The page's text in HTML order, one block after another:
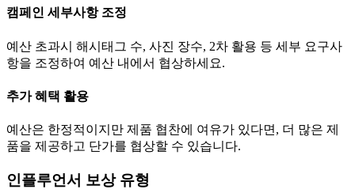
캠페인 세부사항 조정
예산 초과시 해시태그 수, 사진 장수, 2차 활용 등 세부 요구사
항을 조정하여 예산 내에서 협상하세요.
추가 혜택 활용
예산은 한정적이지만 제품 협찬에 여유가 있다면, 더 많은 제
품을 제공하고 단가를 협상할 수 있습니다.
인플루언서 보상 유형